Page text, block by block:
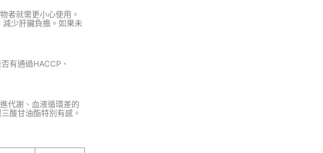
者就需更小心使用。
少肝臟負擔。如果未
有通過HACCP、
代謝、血液循環差的
酸甘油酯特別有感。